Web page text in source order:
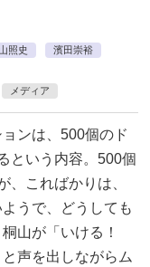
照史
濱田崇裕
メディア
ンは、500個のド
という内容。500個
、こればかりは、
うで、どうしても
桐山が「いける！
声を出しながらム